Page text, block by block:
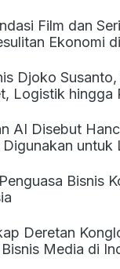
Film dan
Ekonomi
Djoko
Logistik hingga
AI Disebut
Digunakan untuk
Bisnis
Deretan
Media di